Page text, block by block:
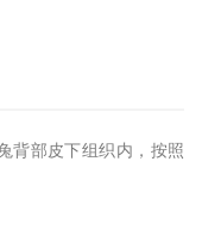
背部皮下组织内，按照